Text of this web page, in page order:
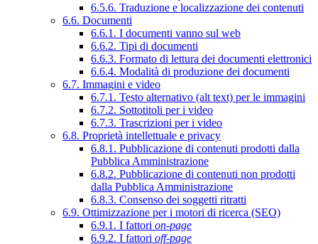
6.5.6. Traduzione e localizzazione dei contenuti
6.6. Documenti
6.6.1. I documenti vanno sul web
6.6.2. Tipi di documenti
6.6.3. Formato di lettura dei documenti elettronici
6.6.4. Modalità di produzione dei documenti
6.7. Immagini e video
6.7.1. Testo alternativo (alt text) per le immagini
6.7.2. Sottotitoli per i video
6.7.3. Trascrizioni per i video
6.8. Proprietà intellettuale e privacy
6.8.1. Pubblicazione di contenuti prodotti dalla
Pubblica Amministrazione
6.8.2. Pubblicazione di contenuti non prodotti
dalla Pubblica Amministrazione
6.8.3. Consenso dei soggetti ritratti
6.9. Ottimizzazione per i motori di ricerca (SEO)
6.9.1. I fattori on-page
6.9.2. I fattori off-page